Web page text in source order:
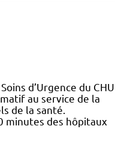
d’Urgence du CHU
au service de la
de la santé.
minutes des hôpitaux